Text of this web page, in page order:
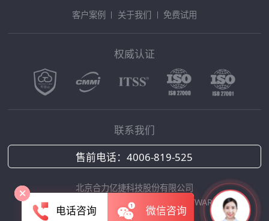
客户案例
关于我们 免费试用
权威认证
联系我们
售前电话：4006-819-525
北京合力亿捷科技股份有限公司
Copyright © 2025 HOLLYCRM SOFTWARE
京ICP备12042422号-1
电话咨询 微信咨询